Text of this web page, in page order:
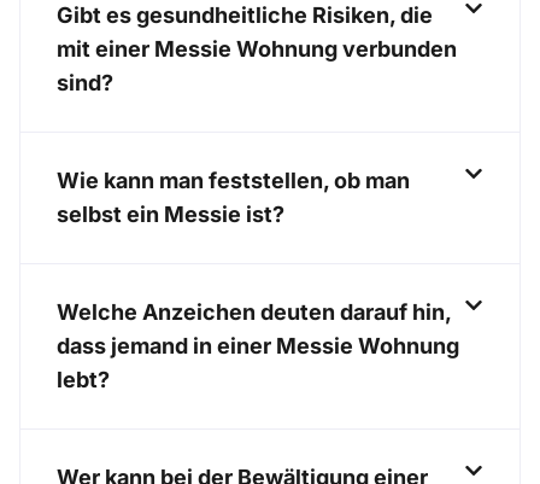
Gibt es gesundheitliche Risiken, die
mit einer Messie Wohnung verbunden
sind?
Wie kann man feststellen, ob man
selbst ein Messie ist?
Welche Anzeichen deuten darauf hin,
dass jemand in einer Messie Wohnung
lebt?
Wer kann bei der Bewältigung einer